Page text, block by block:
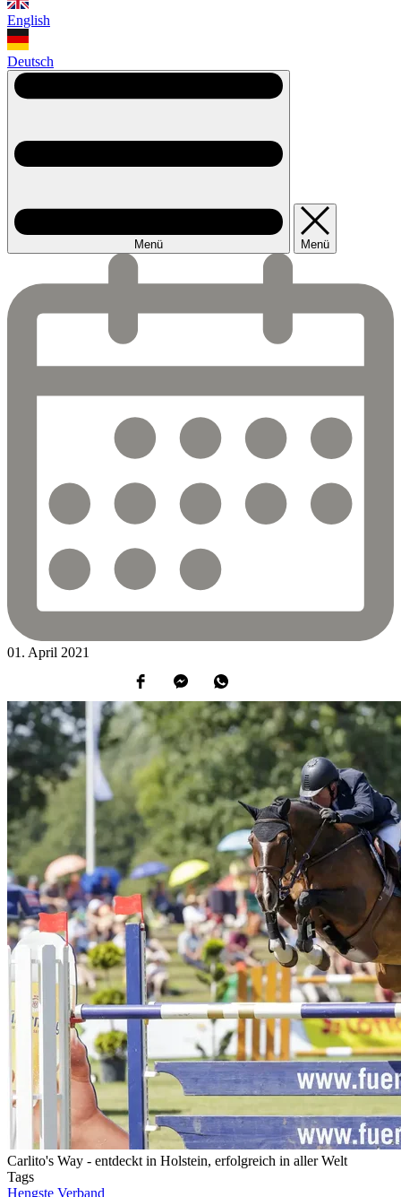
English
Deutsch
Menü Menü
01. April 2021
Carlito's Way - entdeckt in Holstein, erfolgreich in aller Welt
Tags
Hengste Verband